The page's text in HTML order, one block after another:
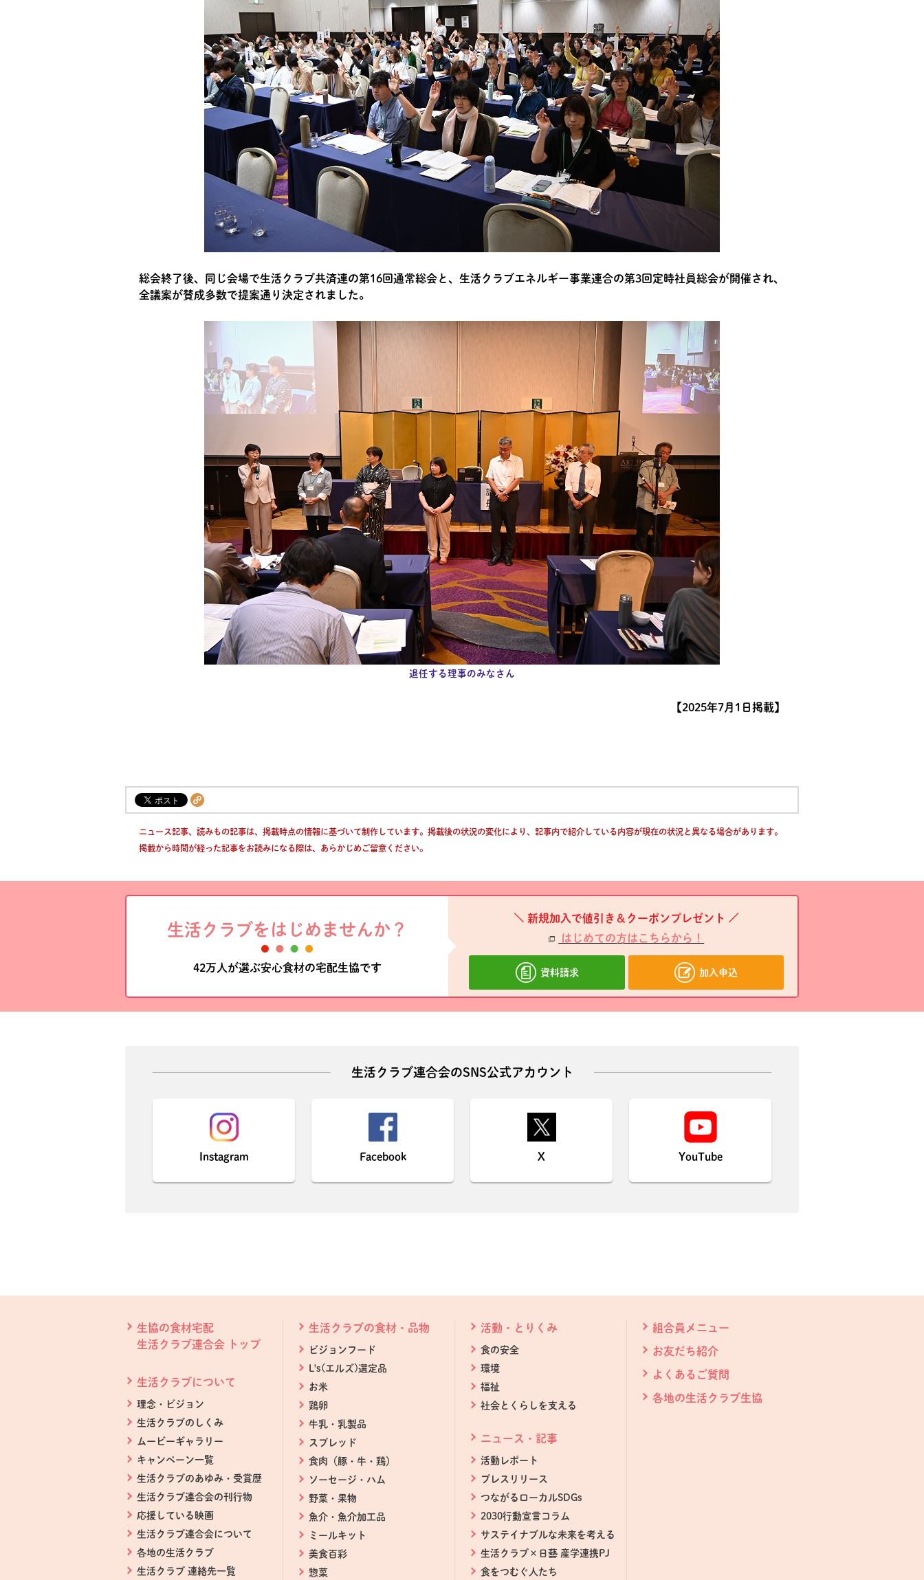
総会終了後、同じ会場で生活クラブ共済連の第16回通常総会と、生活クラブエネルギー事業連合の第3回定時社員総会が開催され、
全議案が賛成多数で提案通り決定されました。
退任する理事のみなさん
【2025年7月1日掲載】
ニュース記事、読みもの記事は、掲載時点の情報に基づいて制作しています。掲載後の状況の変化により、記事内で紹介している内容が現在の状況と異なる場合があります。
掲載から時間が経った記事をお読みになる際は、あらかじめご留意ください。
生活クラブをはじめませんか？
42万人が選ぶ安心食材の宅配生協です
新規加入で値引き＆クーポンプレゼント
はじめての方はこちらから！
資料請求 加入申込
生活クラブ連合会のSNS公式アカウント
Instagram Facebook X YouTube
生協の食材宅配
生活クラブ連合会 トップ
生活クラブについて
理念・ビジョン
生活クラブのしくみ
ムービーギャラリー
キャンペーン一覧
生活クラブのあゆみ・受賞歴
生活クラブ連合会の刊行物
応援している映画
生活クラブ連合会について
各地の生活クラブ
生活クラブ 連絡先一覧
生活クラブの食材・品物
ビジョンフード
L's(エルズ)選定品
お米
鶏卵
牛乳・乳製品
スプレッド
食肉（豚・牛・鶏）
ソーセージ・ハム
野菜・果物
魚介・魚介加工品
ミールキット
美食百彩
惣菜
活動・とりくみ
食の安全
環境
福祉
社会とくらしを支える
ニュース・記事
活動レポート
プレスリリース
つながるローカルSDGs
2030行動宣言コラム
サステイナブルな未来を考える
生活クラブ×日藝 産学連携PJ
食をつむぐ人たち
組合員メニュー
お友だち紹介
よくあるご質問
各地の生活クラブ生協